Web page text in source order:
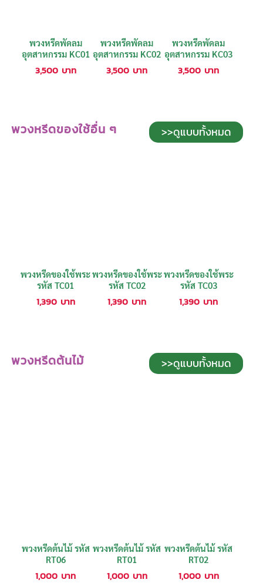
พวงหรีดพัดลม
อุตสาหกรรม KC01
3,500 บาท
พวงหรีดพัดลม
อุตสาหกรรม KC02
3,500 บาท
พวงหรีดพัดลม
อุตสาหกรรม KC03
3,500 บาท
พวงหรีดของใช้อื่น ๆ >>ดูแบบทั้งหมด
พวงหรีดของใช้พระ
รหัส TC01
1,390 บาท
พวงหรีดของใช้พระ
รหัส TC02
1,390 บาท
พวงหรีดของใช้พระ
รหัส TC03
1,390 บาท
พวงหรีดต้นไม้ >>ดูแบบทั้งหมด
พวงหรีดต้นไม้ รหัส
RT06
1,000 บาท
พวงหรีดต้นไม้ รหัส
RT01
1,000 บาท
พวงหรีดต้นไม้ รหัส
RT02
1,000 บาท